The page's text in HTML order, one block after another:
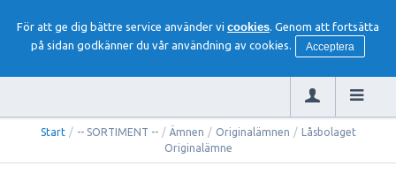
För att ge dig bättre service använder vi cookies. Genom att fortsätta
på sidan godkänner du vår användning av cookies.
Acceptera
Start / -- SORTIMENT -- / Ämnen / Originalämnen / Låsbolaget
Originalämne